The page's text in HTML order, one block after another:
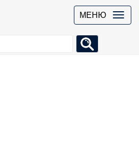
МЕНЮ